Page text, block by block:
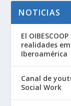
NOTICIAS
El
realidades
Iberoamérica
Canal de
Social Work